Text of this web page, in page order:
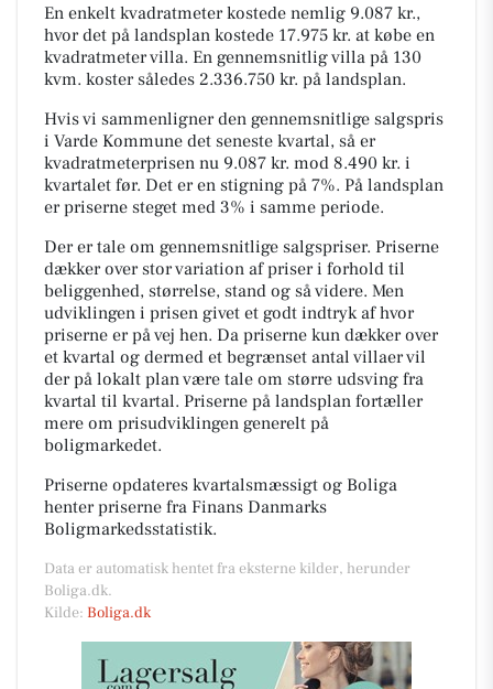
En enkelt kvadratmeter kostede nemlig 9.087 kr.,
hvor det på landsplan kostede 17.975 kr. at købe en
kvadratmeter villa. En gennemsnitlig villa på 130
kvm. koster således 2.336.750 kr. på landsplan.
Hvis vi sammenligner den gennemsnitlige salgspris
i Varde Kommune det seneste kvartal, så er
kvadratmeterprisen nu 9.087 kr. mod 8.490 kr. i
kvartalet før. Det er en stigning på 7%. På landsplan
er priserne steget med 3% i samme periode.
Der er tale om gennemsnitlige salgspriser. Priserne
dækker over stor variation af priser i forhold til
beliggenhed, størrelse, stand og så videre. Men
udviklingen i prisen givet et godt indtryk af hvor
priserne er på vej hen. Da priserne kun dækker over
et kvartal og dermed et begrænset antal villaer vil
der på lokalt plan være tale om større udsving fra
kvartal til kvartal. Priserne på landsplan fortæller
mere om prisudviklingen generelt på
boligmarkedet.
Priserne opdateres kvartalsmæssigt og Boliga
henter priserne fra Finans Danmarks
Boligmarkedsstatistik.
Data er automatisk hentet fra eksterne kilder, herunder
Boliga.dk.
Kilde: Boliga.dk